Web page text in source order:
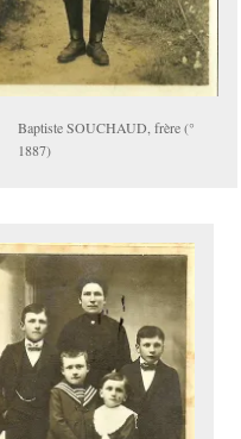
Baptiste SOUCHAUD, frère (°
1887)